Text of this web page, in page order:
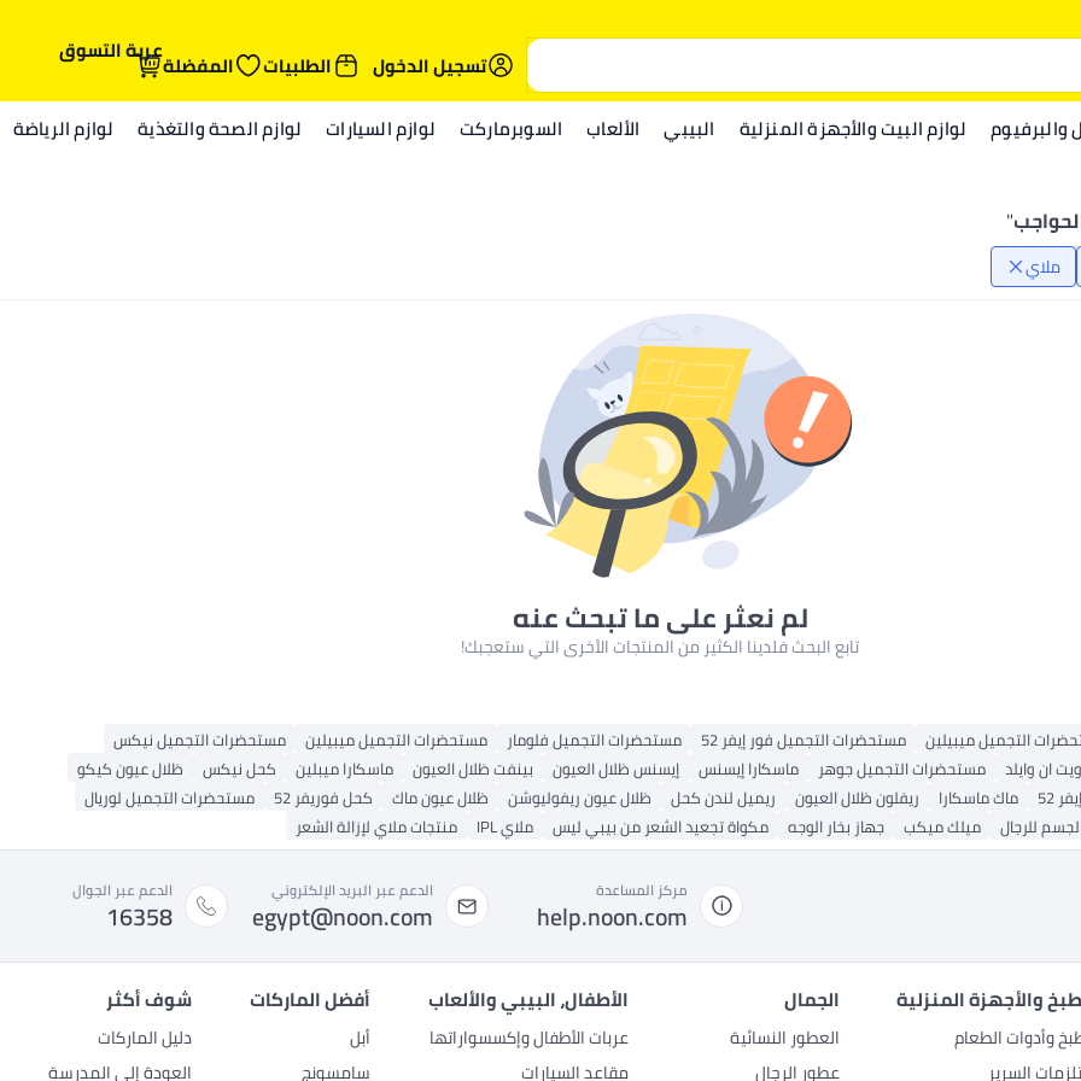
تسجيل الدخول
الطلبيات المفضلةعربة التسوق
والبرفيوم لوازم البيت والأجهزة المنزلية البيبي الألعاب السوبرماركت لوازم السيارات لوازم الصحة والتغذية لوازم الرياضة
"
ملاي
لم نعثر على ما تبحث عنه
تابع البحث فلدينا الكثير من المنتجات الأخرى التي ستعجبك!
التجميل ميبيلين مستحضرات التجميل فور إيفر 52 مستحضرات التجميل فلومار مستحضرات التجميل ميبيلين
مستحضرات التجميل نيكس
ان وايلد مستحضرات التجميل جوهر ماسكارا إيسنس إيسنس ظلال العيون بينفت ظلال العيون ماسكارا ميبلين كحل نيكس
ظلال عيون كيكو
52 ماك ماسكارا ريفلون ظلال العيون ريميل لندن كحل ظلال عيون ريفوليوشن ظلال عيون ماك كحل فوريفر 52
مستحضرات التجميل لوريال
للرجال ميلك ميكب جهاز بخار الوجه مكواة تجعيد الشعر من بيبي ليس ملاي IPL منتجات ملاي لإزالة الشعر
مركز المساعدة
help.noon.com
الدعم عبر البريد الإلكتروني
egypt@noon.com
الدعم عبر الجوال
16358
والأجهزة المنزلية
وأدوات الطعام
السرير
الجمال
العطور النسائية
عطور الرجال
الأطفال، البيبي والألعاب
عربات الأطفال وإكسسواراتها
مقاعد السيارات
أفضل الماركات
أبل
سامسونج
شوف أكثر
دليل الماركات
العودة إلى المدرسة